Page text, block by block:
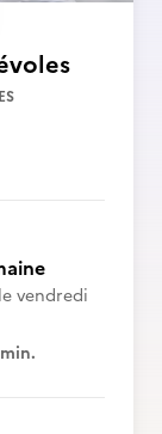
vendredi